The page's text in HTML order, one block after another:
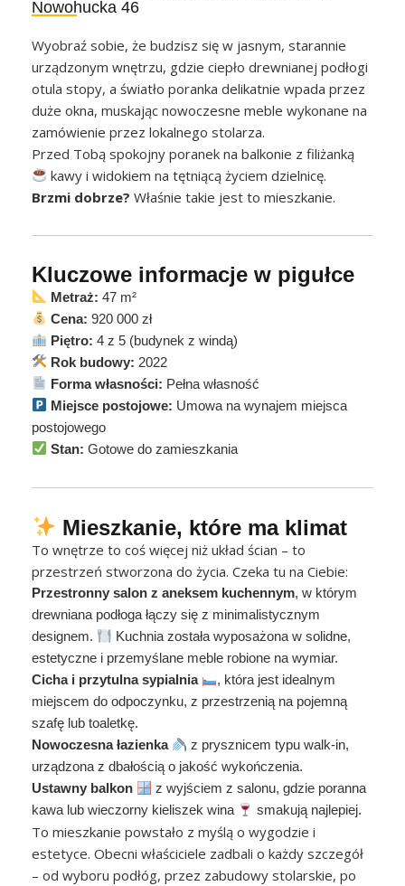
Nowohucka 46
Wyobraź sobie, że budzisz się w jasnym, starannie
urządzonym wnętrzu, gdzie ciepło drewnianej podłogi
otula stopy, a światło poranka delikatnie wpada przez
duże okna, muskając nowoczesne meble wykonane na
zamówienie przez lokalnego stolarza.
Przed Tobą spokojny poranek na balkonie z filiżanką
kawy i widokiem na tętniącą życiem dzielnicę.
Brzmi dobrze? Właśnie takie jest to mieszkanie.
Kluczowe informacje w pigułce
Metraż: 47 m²
Cena: 920 000 zł
Piętro: 4 z 5 (budynek z windą)
Rok budowy: 2022
Forma własności: Pełna własność
Miejsce postojowe: Umowa na wynajem miejsca
postojowego
Stan: Gotowe do zamieszkania
Mieszkanie, które ma klimat
To wnętrze to coś więcej niż układ ścian – to
przestrzeń stworzona do życia. Czeka tu na Ciebie:
Przestronny salon z aneksem kuchennym, w którym
drewniana podłoga łączy się z minimalistycznym
designem.
Kuchnia została wyposażona w solidne,
estetyczne i przemyślane meble robione na wymiar.
Cicha i przytulna sypialnia
, która jest idealnym
miejscem do odpoczynku, z przestrzenią na pojemną
szafę lub toaletkę.
Nowoczesna łazienka
z prysznicem typu walk-in,
urządzona z dbałością o jakość wykończenia.
Ustawny balkon
z wyjściem z salonu, gdzie poranna
kawa lub wieczorny kieliszek wina
smakują najlepiej.
To mieszkanie powstało z myślą o wygodzie i
estetyce. Obecni właściciele zadbali o każdy szczegół
– od wyboru podłóg, przez zabudowy stolarskie, po